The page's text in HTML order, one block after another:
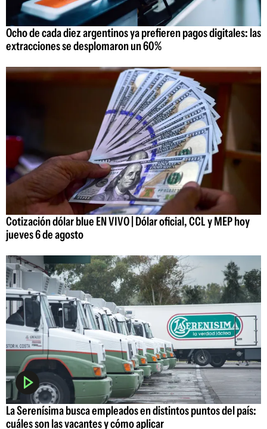
Ocho de cada diez argentinos ya prefieren pagos digitales: las
extracciones se desplomaron un 60%
Cotización dólar blue EN VIVO | Dólar oficial, CCL y MEP hoy
jueves 6 de agosto
La Serenísima busca empleados en distintos puntos del país:
cuáles son las vacantes y cómo aplicar